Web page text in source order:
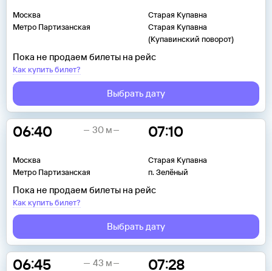
Москва
Метро Партизанская
Старая Купавна
Старая Купавна
(Купавинский поворот)
Пока не продаем билеты на рейс
Как купить билет?
Выбрать дату
06:40
Москва
Метро Партизанская
07:10
Старая Купавна
п. Зелёный
30 м
Пока не продаем билеты на рейс
Как купить билет?
Выбрать дату
06:45 07:28
43 м